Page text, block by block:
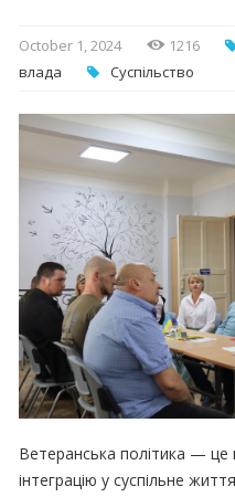
October 1, 2024 1216
влада
Суспільство
Ветеранська політика —
інтеграцію у суспільне